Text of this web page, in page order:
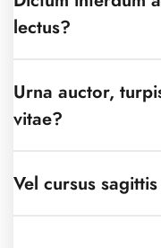
lectus?
Urna auctor,
vitae?
Vel cursus